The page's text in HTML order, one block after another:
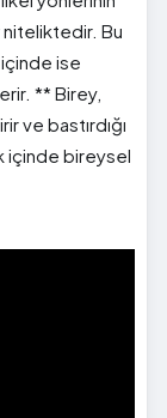
niteliktedir. Bu
ise
** Birey,
ve bastırdığı
içinde bireysel